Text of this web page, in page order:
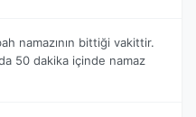
namazının bittiği vakittir.
50 dakika içinde namaz